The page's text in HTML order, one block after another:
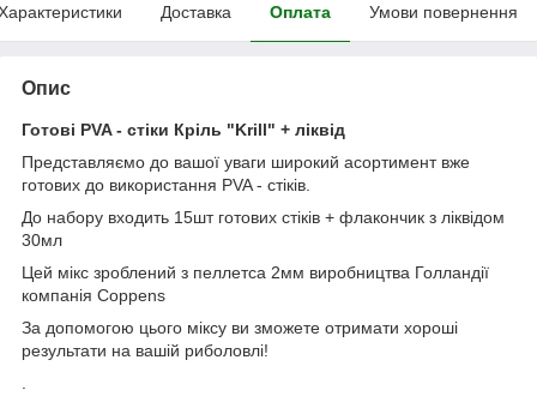
Доставка Оплата Умови повернення
Опис
Готові PVA - стіки Кріль "Krill" + ліквід
Представляємо до вашої уваги широкий асортимент вже
готових до використання PVA - стіків.
До набору входить 15шт готових стіків + флакончик з ліквідом
30мл
Цей мікс зроблений з пеллетса 2мм виробництва Голландії
компанія Coppens
За допомогою цього міксу ви зможете отримати хороші
результати на вашій риболовлі!